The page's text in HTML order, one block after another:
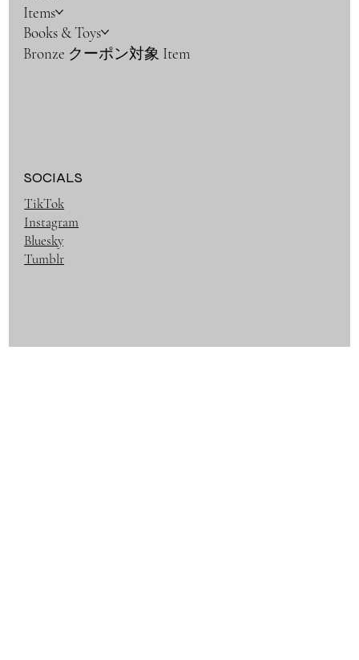
Items
Books & Toys
Bronze クーポン対象 Item
SOCIALS
TikTok
Instagram
Bluesky
Tumblr